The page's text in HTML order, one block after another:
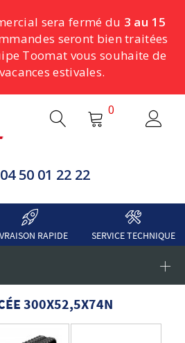
sera fermé du 3 au 15
seront bien traitées
Toomat vous souhaite de
estivales.
04 50 01 22 22
0
RAPIDE SERVICE TECHNIQUE
300X52,5X74N